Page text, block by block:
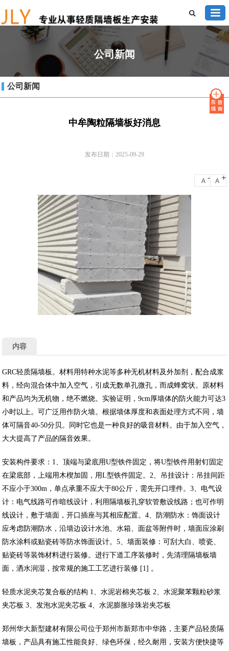
公司新闻
公司新闻
中牟陶粒隔墙板好消息
发布日期：2025-09-29
A - A +
内容
GRC轻质隔墙板。材料用特种水泥等多种无机材料及外加剂，配合成浆
料，经向混合体中加入空气，引成无数单孔微孔，而成蜂窝状。原材料
和产品均为无机物，绝不燃烧。实验证明，9cm厚墙体的防火能力可达3
小时以上。可广泛用作防火墙。根据墙体厚度和表面处理方式不同，墙
体可隔音40-50分贝。同时它也是一种良好的吸音材料。由于加入空气，
大大提高了产品的隔音效果。
安装构件要求：1、顶端与梁底用U型铁件固定，将U型铁件用射钉固定
在梁底部，上端用木楔加固，用L型铁件固定。2、吊挂设计：吊挂间距
不应小于300m，单点承重不应大于80公斤，需先开口埋件。3、电气设
计：电气线路可作暗线设计，利用隔墙板孔穿软管敷设线路；也可作明
线设计，敷于墙面，开口插座与其相应配置。4、防潮防水：饰面设计
应考虑防潮防水，沿墙边设计水池、水箱、面盆等附件时，墙面应涂刷
防水涂料或贴瓷砖等防水饰面设计。5、墙面装修：可刮大白、喷瓷、
贴瓷砖等装饰材料进行装修。进行下道工序装修时，先清理隔墙板墙
面，洒水润湿，按常规的施工工艺进行装修 [1] 。
轻质水泥夹芯复合板的结构 1、水泥岩棉夹芯板 2、水泥聚苯颗粒砂浆
夹芯板 3、发泡水泥夹芯板 4、水泥膨胀珍珠岩夹芯板
郑州华大新型建材有限公司位于郑州市新郑市中华路，主要产品轻质隔
墙板，产品具有施工性能良好、绿色环保，经久耐用，安装方便快捷等